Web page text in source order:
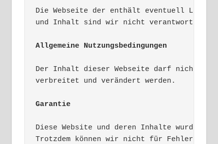
Die Webseite der enthält eventuell Links
und Inhalt sind wir nicht
Allgemeine Nutzungsbedingungen
Der Inhalt dieser Webseite darf nicht zu
verbreitet und verändert werden.
Garantie
Diese Website und deren Inhalte
Trotzdem können wir nicht für